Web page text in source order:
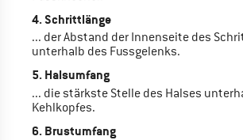
4. Schrittlänge
... der Abstand der Innenseite des
unterhalb des Fussgelenks.
5. Halsumfang
... die stärkste Stelle des Halses
Kehlkopfes.
6. Brustumfang